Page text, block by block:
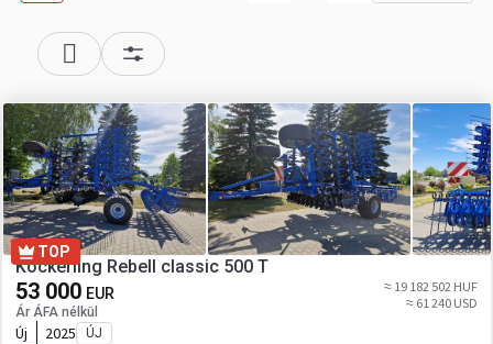
TOP
Köckerling Rebell classic 500 T
53 000 EUR
Ár ÁFA nélkül
≈ 19 182 502 HUF
≈ 61 240 USD
Új 2025 ÚJ